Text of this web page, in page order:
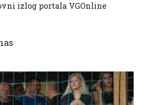
izlog portala VGOnline